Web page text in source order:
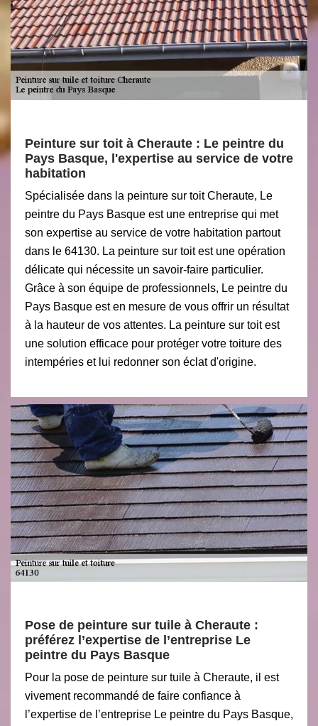
Peinture sur toit à Cheraute : Le peintre du
Pays Basque, l'expertise au service de votre
habitation
Spécialisée dans la peinture sur toit Cheraute, Le
peintre du Pays Basque est une entreprise qui met
son expertise au service de votre habitation partout
dans le 64130. La peinture sur toit est une opération
délicate qui nécessite un savoir-faire particulier.
Grâce à son équipe de professionnels, Le peintre du
Pays Basque est en mesure de vous offrir un résultat
à la hauteur de vos attentes. La peinture sur toit est
une solution efficace pour protéger votre toiture des
intempéries et lui redonner son éclat d'origine.
Pose de peinture sur tuile à Cheraute :
préférez l’expertise de l’entreprise Le
peintre du Pays Basque
Pour la pose de peinture sur tuile à Cheraute, il est
vivement recommandé de faire confiance à
l’expertise de l’entreprise Le peintre du Pays Basque,